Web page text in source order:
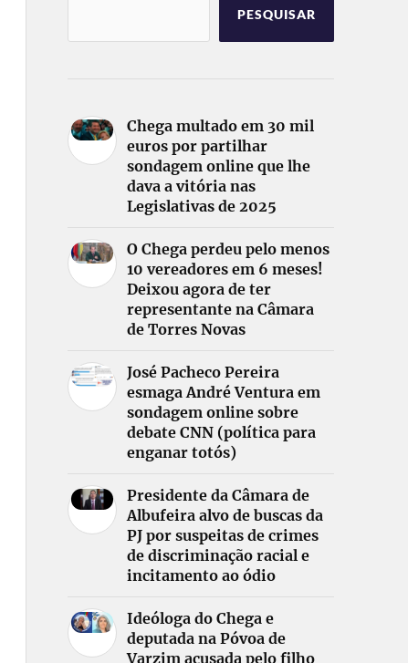
PESQUISAR
Chega multado em 30 mil
euros por partilhar
sondagem online que lhe
dava a vitória nas
Legislativas de 2025
O Chega perdeu pelo menos
10 vereadores em 6 meses!
Deixou agora de ter
representante na Câmara
de Torres Novas
José Pacheco Pereira
esmaga André Ventura em
sondagem online sobre
debate CNN (política para
enganar totós)
Presidente da Câmara de
Albufeira alvo de buscas da
PJ por suspeitas de crimes
de discriminação racial e
incitamento ao ódio
Ideóloga do Chega e
deputada na Póvoa de
Varzim acusada pelo filho